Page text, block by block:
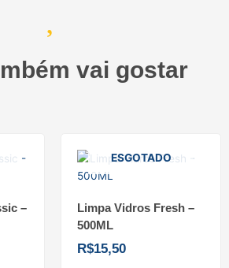
vai gostar
–
ESGOTADO
Limpa Vidros Fresh –
500ML
R$15,50